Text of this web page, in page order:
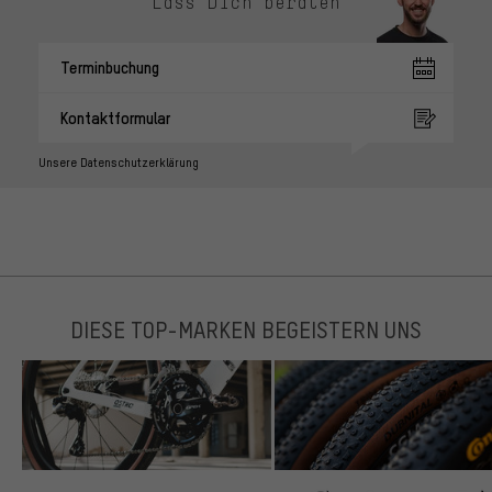
Terminbuchung
Kontaktformular
Unsere Datenschutzerklärung
DIESE TOP-MARKEN BEGEISTERN UNS